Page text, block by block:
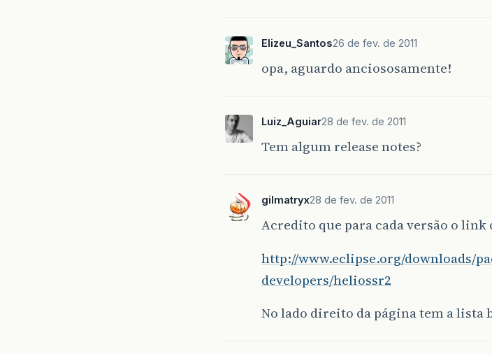
Elizeu_Santos26 de fev. de 2011
opa, aguardo anciososamente!
Luiz_Aguiar28 de fev. de 2011
Tem algum release notes?
gilmatryx28 de fev. de 2011
Acredito que para cada versão o
http://www.eclipse.org/downloads/
developers/heliossr2
No lado direito da página tem a lista